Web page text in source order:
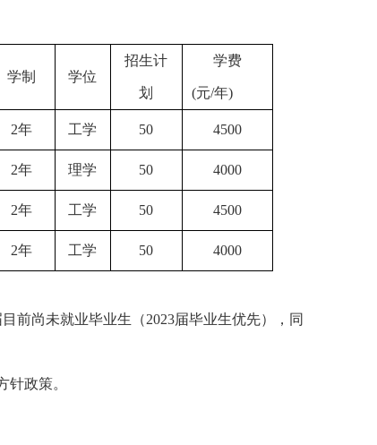
学制 学位
招生计
划
学费
(元/年)
2年 工学 50 4500
2年 理学 50 4000
2年 工学 50 4500
2年 工学 50 4000
前尚未就业毕业生（2023届毕业生优先），同
政策。